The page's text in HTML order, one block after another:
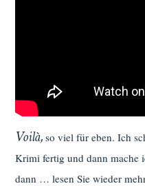
Voilà,so viel für eben. Ich
Krimi fertig und dann mache
dann … lesen Sie wieder